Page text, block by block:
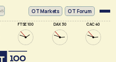
FTSE 100 DAX 30 CAC 40
ΟΤ Markets OT Forum